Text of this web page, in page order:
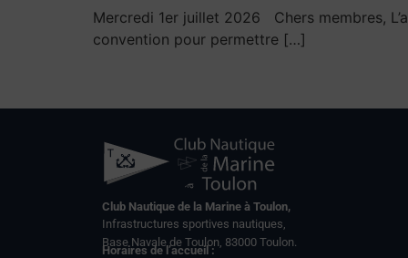
Mercredi 1er juillet 2026 Chers membres,
convention pour permettre […]
Club Nautique de la Marine à Toulon,
Infrastructures sportives nautiques,
Base Navale de Toulon, 83000 Toulon.
Horaires de l’accueil :